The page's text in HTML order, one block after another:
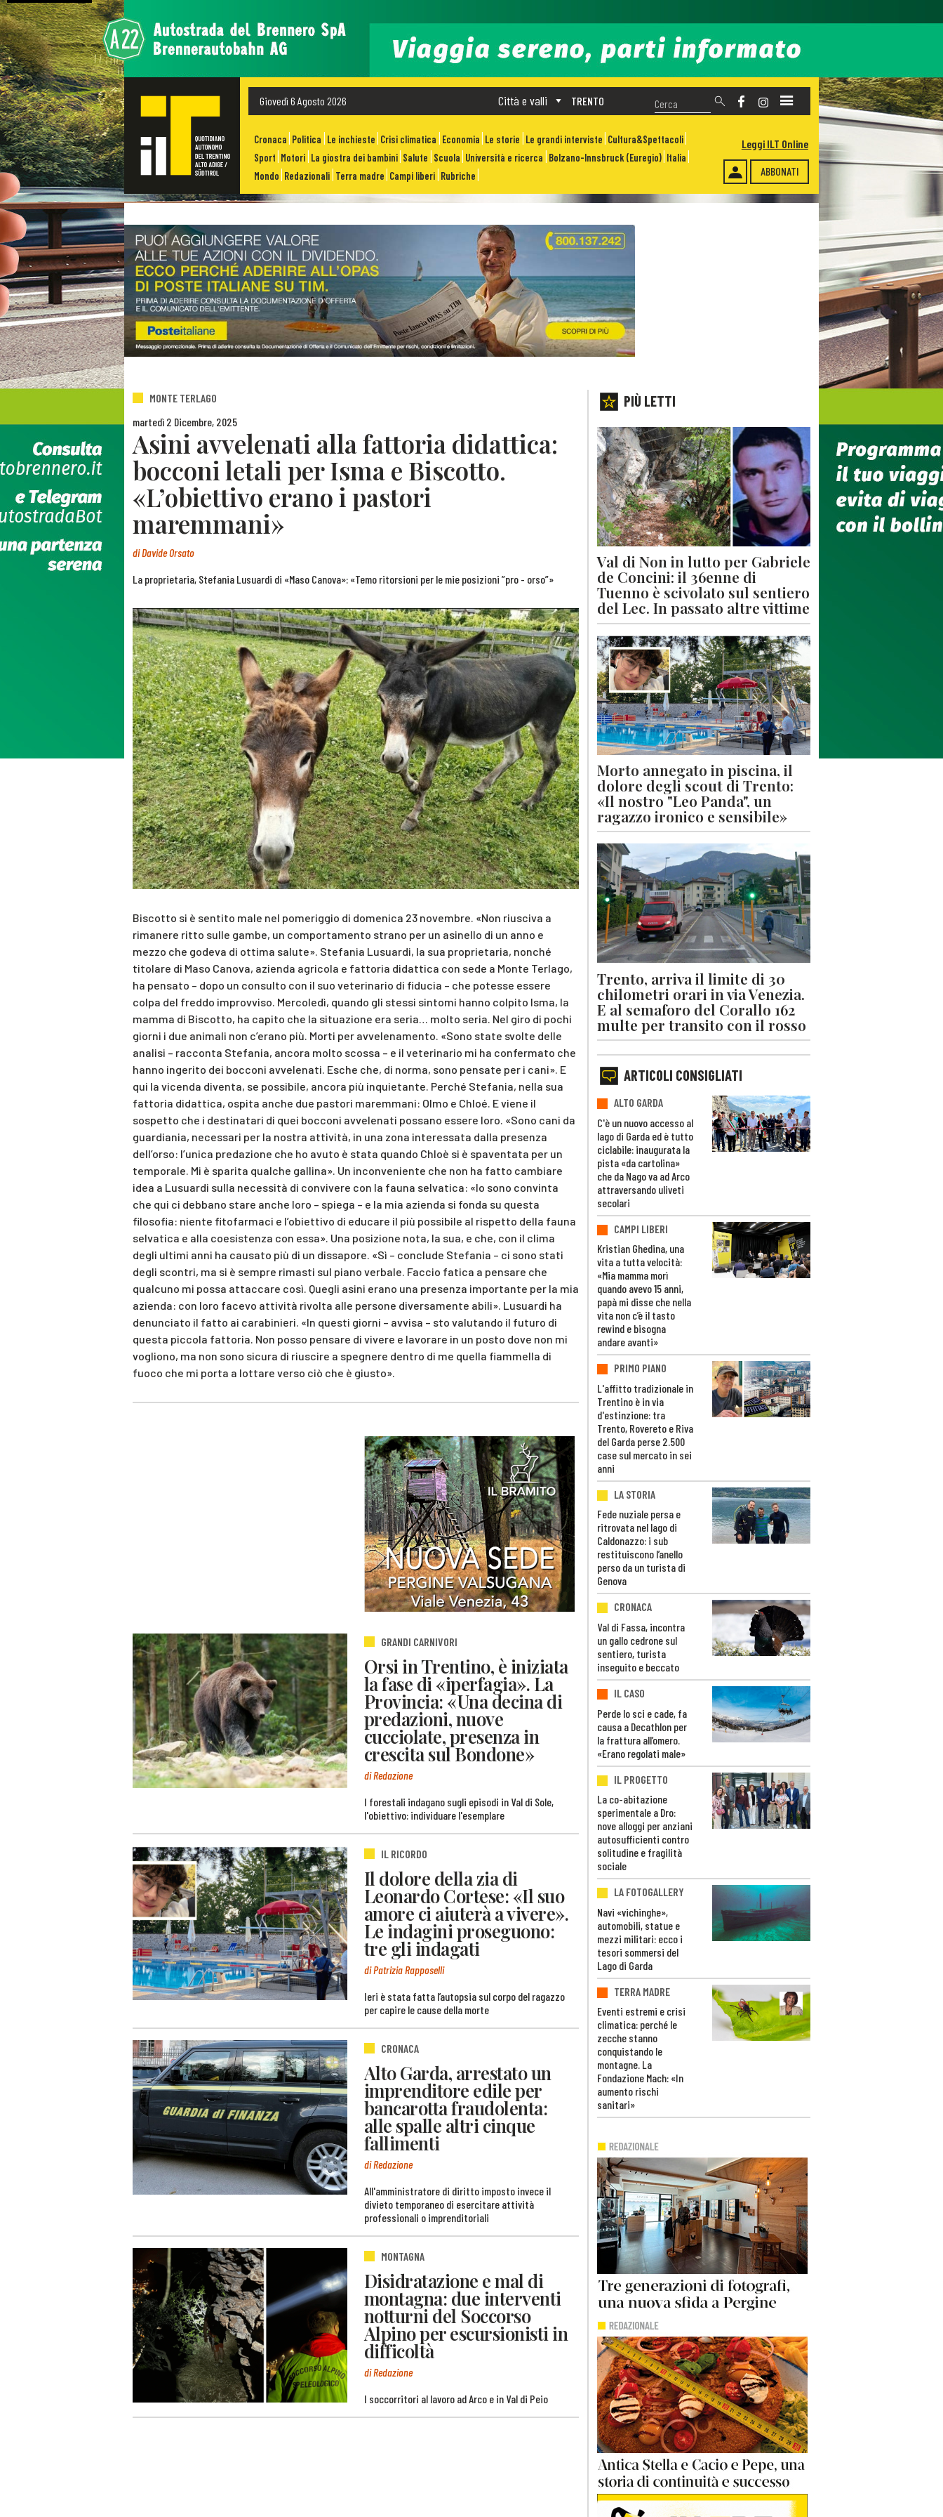
Giovedì 6 Agosto 2026 TRENTO
Città e valli
Cronaca Politica Le inchieste Crisi climatica Economia Le storie Le grandi interviste Cultura&Spettacoli
Sport Motori La giostra dei bambini Salute Scuola Università e ricerca Bolzano-Innsbruck (Euregio) Italia
Mondo Redazionali Terra madre Campi liberi Rubriche ABBONATI
Leggi ILT Online
MONTE TERLAGO
martedì 2 Dicembre, 2025
Asini avvelenati alla fattoria didattica:
bocconi letali per Isma e Biscotto.
«L’obiettivo erano i pastori
maremmani»
diDavide Orsato
La proprietaria, Stefania Lusuardi di «Maso Canova»: «Temo ritorsioni per le mie posizioni ”pro - orso”»
Biscotto si è sentito male nel pomeriggio di domenica 23 novembre. «Non riusciva a
rimanere ritto sulle gambe, un comportamento strano per un asinello di un anno e
mezzo che godeva di ottima salute». Stefania Lusuardi, la sua proprietaria, nonché
titolare di Maso Canova, azienda agricola e fattoria didattica con sede a Monte Terlago,
ha pensato – dopo un consulto con il suo veterinario di fiducia – che potesse essere
colpa del freddo improvviso. Mercoledì, quando gli stessi sintomi hanno colpito Isma, la
mamma di Biscotto, ha capito che la situazione era seria… molto seria. Nel giro di pochi
giorni i due animali non c’erano più. Morti per avvelenamento. «Sono state svolte delle
analisi – racconta Stefania, ancora molto scossa – e il veterinario mi ha confermato che
hanno ingerito dei bocconi avvelenati. Esche che, di norma, sono pensate per i cani». E
qui la vicenda diventa, se possibile, ancora più inquietante. Perché Stefania, nella sua
fattoria didattica, ospita anche due pastori maremmani: Olmo e Chloé. E viene il
sospetto che i destinatari di quei bocconi avvelenati possano essere loro. «Sono cani da
guardiania, necessari per la nostra attività, in una zona interessata dalla presenza
dell’orso: l’unica predazione che ho avuto è stata quando Chloè si è spaventata per un
temporale. Mi è sparita qualche gallina». Un inconveniente che non ha fatto cambiare
idea a Lusuardi sulla necessità di convivere con la fauna selvatica: «Io sono convinta
che qui ci debbano stare anche loro – spiega – e la mia azienda si fonda su questa
filosofia: niente fitofarmaci e l’obiettivo di educare il più possibile al rispetto della fauna
selvatica e alla coesistenza con essa». Una posizione nota, la sua, e che, con il clima
degli ultimi anni ha causato più di un dissapore. «Sì – conclude Stefania – ci sono stati
degli scontri, ma si è sempre rimasti sul piano verbale. Faccio fatica a pensare che
qualcuno mi possa attaccare così. Quegli asini erano una presenza importante per la mia
azienda: con loro facevo attività rivolta alle persone diversamente abili». Lusuardi ha
denunciato il fatto ai carabinieri. «In questi giorni – avvisa – sto valutando il futuro di
questa piccola fattoria. Non posso pensare di vivere e lavorare in un posto dove non mi
vogliono, ma non sono sicura di riuscire a spegnere dentro di me quella fiammella di
fuoco che mi porta a lottare verso ciò che è giusto».
GRANDI CARNIVORI
Orsi in Trentino, è iniziata
la fase di «iperfagia». La
Provincia: «Una decina di
predazioni, nuove
cucciolate, presenza in
crescita sul Bondone»
di Redazione
I forestali indagano sugli episodi in Val di Sole,
l'obiettivo: individuare l'esemplare
IL RICORDO
Il dolore della zia di
Leonardo Cortese: «Il suo
amore ci aiuterà a vivere».
Le indagini proseguono:
tre gli indagati
di Patrizia Rapposelli
Ieri è stata fatta l’autopsia sul corpo del ragazzo
per capire le cause della morte
CRONACA
Alto Garda, arrestato un
imprenditore edile per
bancarotta fraudolenta:
alle spalle altri cinque
fallimenti
di Redazione
All'amministratore di diritto imposto invece il
divieto temporaneo di esercitare attività
professionali o imprenditoriali
MONTAGNA
Disidratazione e mal di
montagna: due interventi
notturni del Soccorso
Alpino per escursionisti in
difficoltà
di Redazione
I soccorritori al lavoro ad Arco e in Val di Peio
PIÙ LETTI
Val di Non in lutto per Gabriele
de Concini: il 36enne di
Tuenno è scivolato sul sentiero
del Lec. In passato altre vittime
Morto annegato in piscina, il
dolore degli scout di Trento:
«Il nostro "Leo Panda", un
ragazzo ironico e sensibile»
Trento, arriva il limite di 30
chilometri orari in via Venezia.
E al semaforo del Corallo 162
multe per transito con il rosso
ARTICOLI CONSIGLIATI
ALTO GARDA
C'è un nuovo accesso al
lago di Garda ed è tutto
ciclabile: inaugurata la
pista «da cartolina»
che da Nago va ad Arco
attraversando uliveti
secolari
CAMPI LIBERI
Kristian Ghedina, una
vita a tutta velocità:
«Mia mamma morì
quando avevo 15 anni,
papà mi disse che nella
vita non c’è il tasto
rewind e bisogna
andare avanti»
PRIMO PIANO
L'affitto tradizionale in
Trentino è in via
d'estinzione: tra
Trento, Rovereto e Riva
del Garda perse 2.500
case sul mercato in sei
anni
LA STORIA
Fede nuziale persa e
ritrovata nel lago di
Caldonazzo: i sub
restituiscono l’anello
perso da un turista di
Genova
CRONACA
Val di Fassa, incontra
un gallo cedrone sul
sentiero, turista
inseguito e beccato
IL CASO
Perde lo sci e cade, fa
causa a Decathlon per
la frattura all’omero.
«Erano regolati male»
IL PROGETTO
La co-abitazione
sperimentale a Dro:
nove alloggi per anziani
autosufficienti contro
solitudine e fragilità
sociale
LA FOTOGALLERY
Navi «vichinghe»,
automobili, statue e
mezzi militari: ecco i
tesori sommersi del
Lago di Garda
TERRA MADRE
Eventi estremi e crisi
climatica: perché le
zecche stanno
conquistando le
montagne. La
Fondazione Mach: «In
aumento rischi
sanitari»